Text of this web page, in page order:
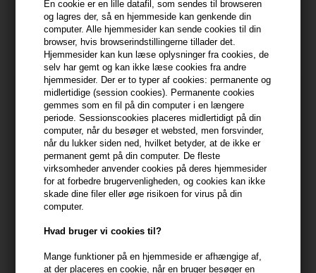
En cookie er en lille datafil, som sendes til browseren
og lagres der, så en hjemmeside kan genkende din
computer. Alle hjemmesider kan sende cookies til din
browser, hvis browserindstillingerne tillader det.
Hjemmesider kan kun læse oplysninger fra cookies, de
selv har gemt og kan ikke læse cookies fra andre
hjemmesider. Der er to typer af cookies: permanente og
midlertidige (session cookies). Permanente cookies
gemmes som en fil på din computer i en længere
periode. Sessionscookies placeres midlertidigt på din
computer, når du besøger et websted, men forsvinder,
når du lukker siden ned, hvilket betyder, at de ikke er
permanent gemt på din computer. De fleste
virksomheder anvender cookies på deres hjemmesider
for at forbedre brugervenligheden, og cookies kan ikke
skade dine filer eller øge risikoen for virus på din
computer.
Hvad bruger vi cookies til?
Mange funktioner på en hjemmeside er afhængige af,
at der placeres en cookie, når en bruger besøger en
388,00 DKK
348,00 DKK
Kerastase Premiére Masque
Filler Réparateur 200ml
Filler Fondamental 90ml